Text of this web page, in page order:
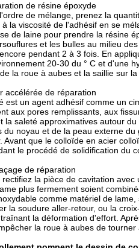
de résine époxyde
de mélange, prenez la
la viscosité de l'adhésif en se
de laine pour prendre la résine
et les bulles au milieu
pendant 2 à 3 fois. En
20-30 du ° C et d'une
la roue à aubes et la saillie sur
accélérée de réparation
est un agent adhésif comme un
aux pores remplissants, aux
la saleté approximatives autour
du noyau et de la peau externe
Avant que le colloïde en acier
le procédé de solidification du
de réparation
la pièce de cavitation
plus fermement soient
comme matériel de
la soudure aller-retour, ou la
la déformation d'effort.
la roue à aubes de